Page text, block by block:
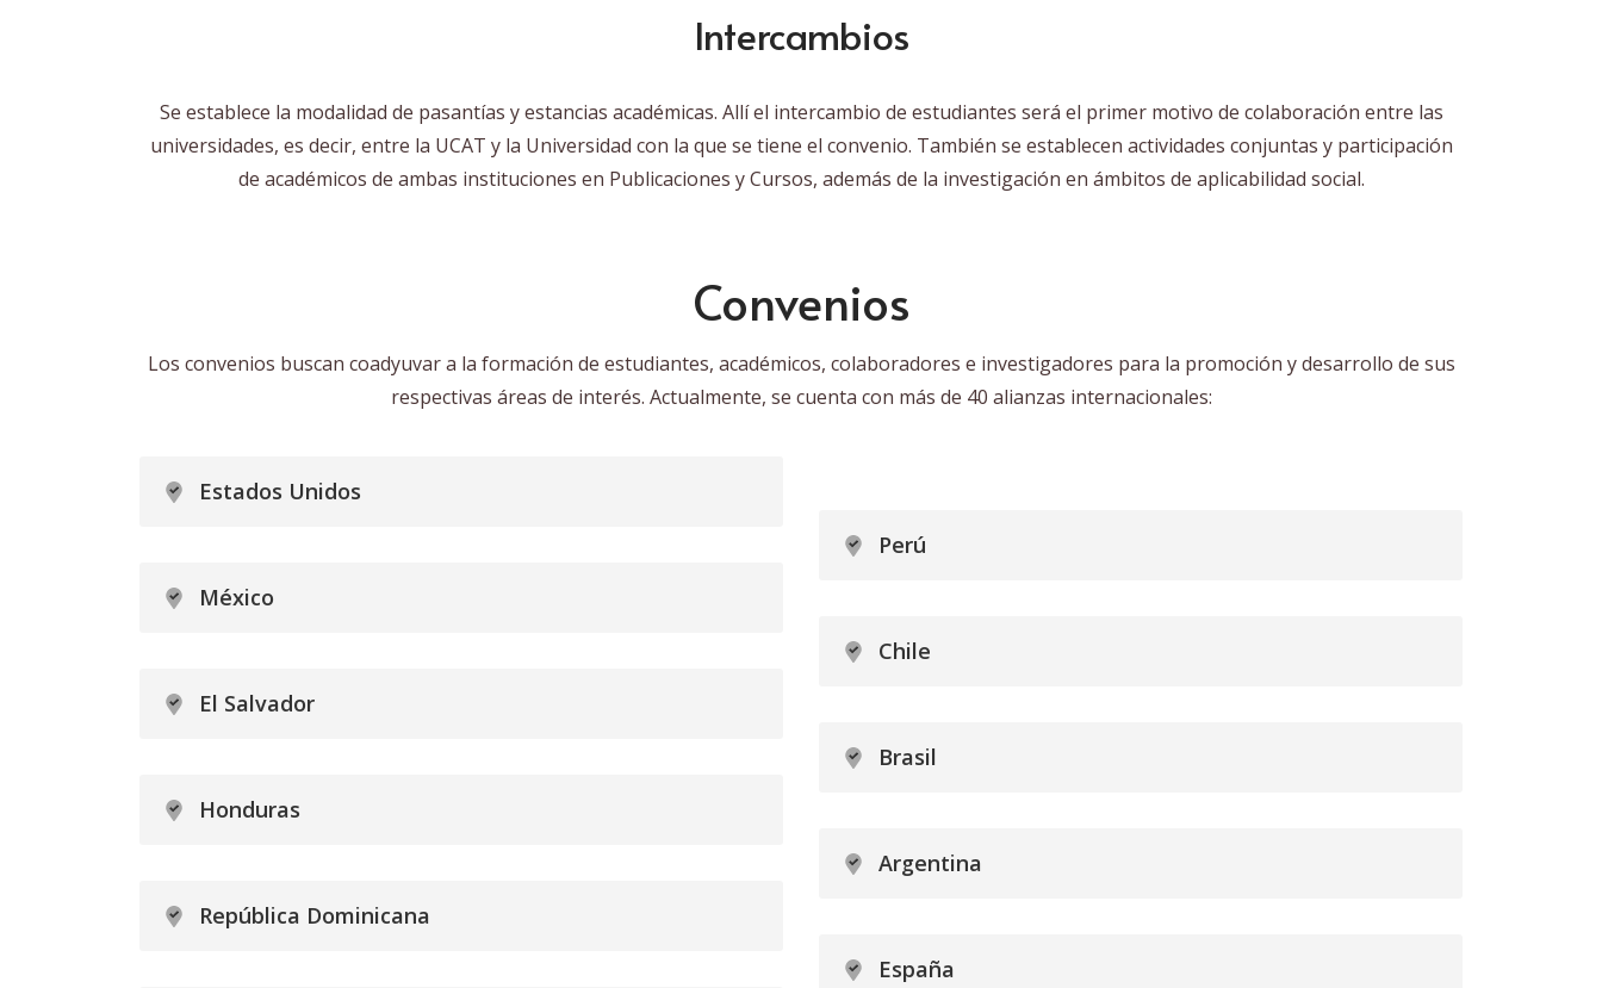
Intercambios
Se establece la modalidad de pasantías y estancias académicas. Allí el intercambio de estudiantes será el primer motivo de colaboración entre las
universidades, es decir, entre la UCAT y la Universidad con la que se tiene el convenio. También se establecen actividades conjuntas y participación
de académicos de ambas instituciones en Publicaciones y Cursos, además de la investigación en ámbitos de aplicabilidad social.
Convenios
Los convenios buscan coadyuvar a la formación de estudiantes, académicos, colaboradores e investigadores para la promoción y desarrollo de sus
respectivas áreas de interés. Actualmente, se cuenta con más de 40 alianzas internacionales:
Estados Unidos
México
El Salvador
Honduras
República Dominicana
Perú
Chile
Brasil
Argentina
España